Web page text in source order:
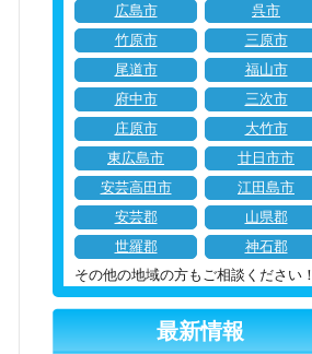
広島市
呉市
竹原市
三原市
尾道市
福山市
府中市
三次市
庄原市
大竹市
東広島市
廿日市市
安芸高田市
江田島市
安芸郡
山県郡
世羅郡
神石郡
その他の地域の方もご相談ください！
最新情報